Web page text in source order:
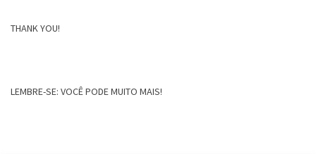
THANK YOU!
LEMBRE-SE: VOCÊ PODE MUITO MAIS!